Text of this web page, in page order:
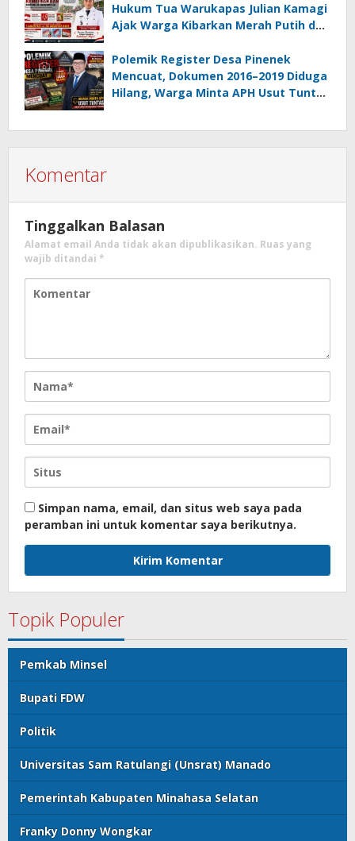
Hukum Tua Warukapas Julian Kamagi
Ajak Warga Kibarkan Merah Putih dan
Polemik Register Desa Pinenek
Mencuat, Dokumen 2016–2019 Diduga
Hilang, Warga Minta APH Usut Tuntas
Komentar
Tinggalkan Balasan
Alamat email Anda tidak akan dipublikasikan. Ruas yang
wajib ditandai *
Simpan nama, email, dan situs web saya pada
peramban ini untuk komentar saya berikutnya.
Topik Populer
Pemkab Minsel
Bupati FDW
Politik
Universitas Sam Ratulangi (Unsrat) Manado
Pemerintah Kabupaten Minahasa Selatan
Franky Donny Wongkar